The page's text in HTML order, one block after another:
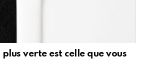
verte est celle que vous